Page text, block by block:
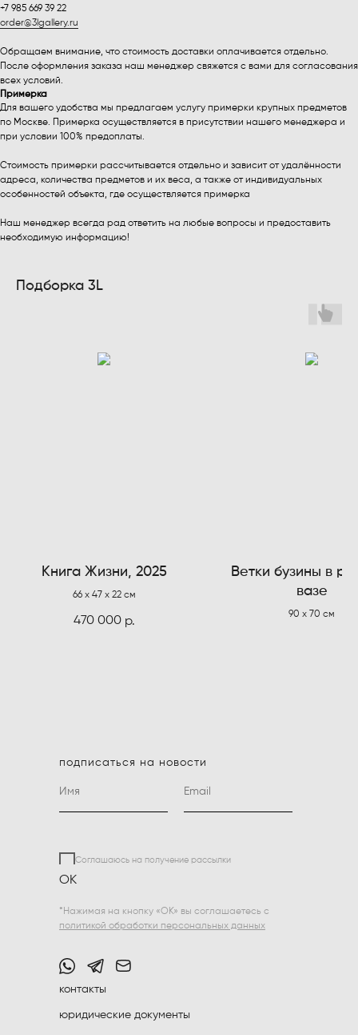
+7 985 669 39 22
order@3lgallery.ru
Обращаем внимание, что стоимость доставки оплачивается отдельно.
После оформления заказа наш менеджер свяжется с вами для согласования
всех условий.
Примерка
Для вашего удобства мы предлагаем услугу примерки крупных предметов
по Москве. Примерка осуществляется в присутствии нашего менеджера и
при условии 100% предоплаты.
Стоимость примерки рассчитывается отдельно и зависит от удалённости
адреса, количества предметов и их веса, а также от индивидуальных
особенностей объекта, где осуществляется примерка
Наш менеджер всегда рад ответить на любые вопросы и предоставить
необходимую информацию!
Подборка 3L
Книга Жизни, 2025
66 x 47 x 22 см
470 000 р.
Ветки бузины в
вазе
90 х 70 см
подписаться на новости
Соглашаюсь на получение рассылки
ОК
контакты
юридические документы
*Нажимая на кнопку «ОК» вы соглашаетесь с
политикой обработки персональных данных